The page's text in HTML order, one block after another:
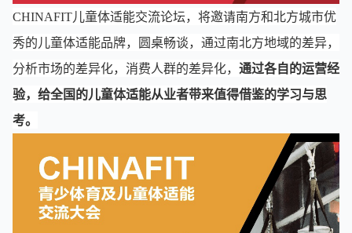
CHINAFIT儿童体适能交流论坛，将邀请南方和北方城市优
秀的儿童体适能品牌，圆桌畅谈，通过南北方地域的差异，
分析市场的差异化，消费人群的差异化， 通过各自的运营经
验，给全国的儿童体适能从业者带来值得借鉴的学习与思
考。